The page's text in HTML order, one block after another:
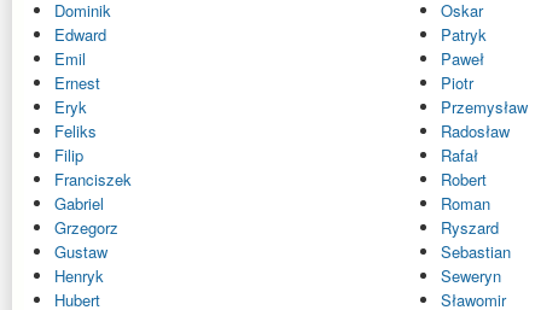
Dominik
Edward
Emil
Ernest
Eryk
Feliks
Filip
Franciszek
Gabriel
Grzegorz
Gustaw
Henryk
Hubert
Oskar
Patryk
Paweł
Piotr
Przemysław
Radosław
Rafał
Robert
Roman
Ryszard
Sebastian
Seweryn
Sławomir